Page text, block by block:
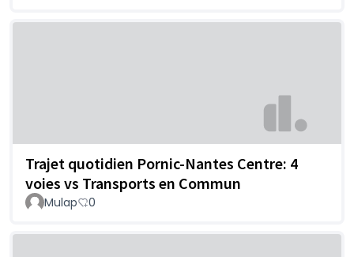
Trajet quotidien Pornic-Nantes Centre: 4
voies vs Transports en Commun
Mulap 0